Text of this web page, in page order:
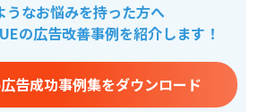
うなお悩みを持った方へ
の広告改善事例を紹介します！
広告成功事例集をダウンロード